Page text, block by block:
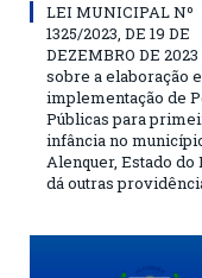
LEI MUNICIPAL Nº
1325/2023, DE 19 DE
DEZEMBRO DE
sobre a elaboração e
implementação de
Públicas para
infância no
Alenquer, Estado do
dá outras